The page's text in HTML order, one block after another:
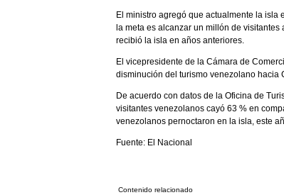
El ministro agregó que actualmente la isla
la meta es alcanzar un millón de
recibió la isla en años anteriores.
El vicepresidente de la Cámara de
disminución del turismo venezolano hacia
De acuerdo con datos de la Oficina de
visitantes venezolanos cayó 63 % en
venezolanos pernoctaron en la isla, este
Fuente: El Nacional
Contenido relacionado